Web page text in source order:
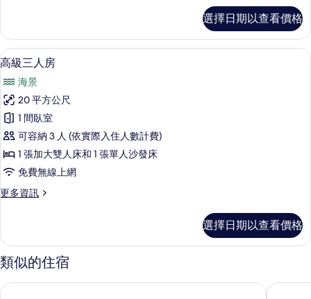
泳
池,
海
景
(Sapphire)
的
所
有
相
片
2
間
臥
私
人
泳
池,
海
景
(Sapphire)
的
情
選擇日期以查看價格
顯
示
高
級
三
人
房
的
所
相
片
6
高級三人房
海景
20 平方公尺
1 間臥室
可容納 3 人 (依實際入住人數計費)
1 張加大雙人床和 1 張單人沙發床
免費無線上網
更多資訊
更
三
人
房
詳
選擇日期以查看價格
類似的住宿
克雷桑托豪華套房 陽光